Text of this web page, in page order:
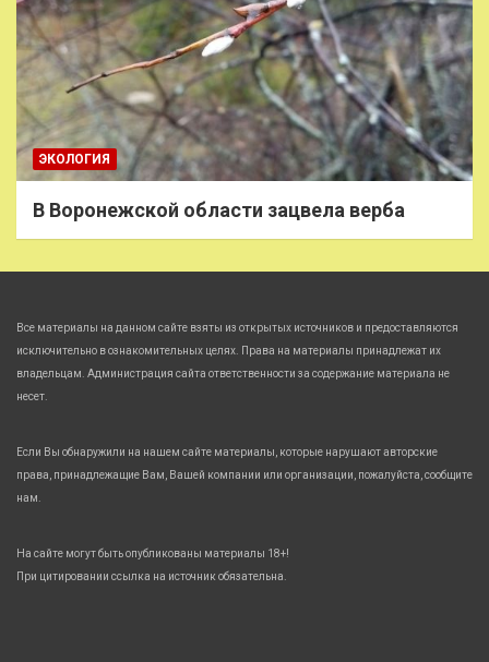
ЭКОЛОГИЯ
В Воронежской области зацвела верба
Все материалы на данном сайте взяты из открытых источников и предоставляются
исключительно в ознакомительных целях. Права на материалы принадлежат их
владельцам. Администрация сайта ответственности за содержание материала не
несет.
Если Вы обнаружили на нашем сайте материалы, которые нарушают авторские
права, принадлежащие Вам, Вашей компании или организации, пожалуйста, сообщите
нам.
На сайте могут быть опубликованы материалы 18+!
При цитировании ссылка на источник обязательна.